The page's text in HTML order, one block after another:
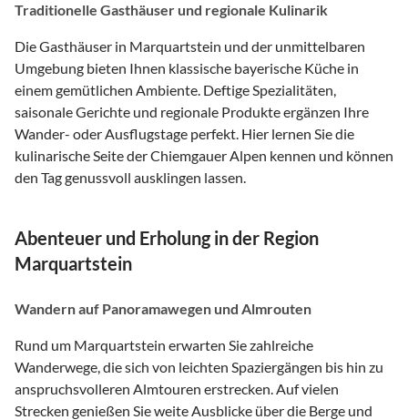
Traditionelle Gasthäuser und regionale Kulinarik
Die Gasthäuser in Marquartstein und der unmittelbaren
Umgebung bieten Ihnen klassische bayerische Küche in
einem gemütlichen Ambiente. Deftige Spezialitäten,
saisonale Gerichte und regionale Produkte ergänzen Ihre
Wander- oder Ausflugstage perfekt. Hier lernen Sie die
kulinarische Seite der Chiemgauer Alpen kennen und können
den Tag genussvoll ausklingen lassen.
Abenteuer und Erholung in der Region
Marquartstein
Wandern auf Panoramawegen und Almrouten
Rund um Marquartstein erwarten Sie zahlreiche
Wanderwege, die sich von leichten Spaziergängen bis hin zu
anspruchsvolleren Almtouren erstrecken. Auf vielen
Strecken genießen Sie weite Ausblicke über die Berge und